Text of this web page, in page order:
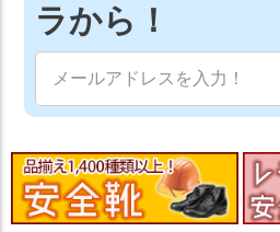
ラから！